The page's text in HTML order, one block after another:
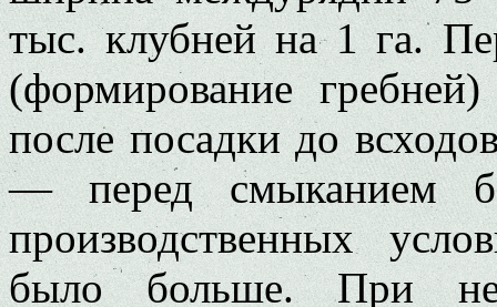
тыс. клубней на 1 га.
(формирование
после посадки до
— перед смыканием
производственных
было больше. При